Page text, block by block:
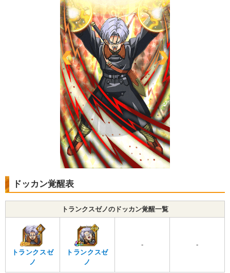
ドッカン覚醒表
トランクスゼノのドッカン覚醒一覧
トランクスゼ
ノ
トランクスゼ
ノ
- -